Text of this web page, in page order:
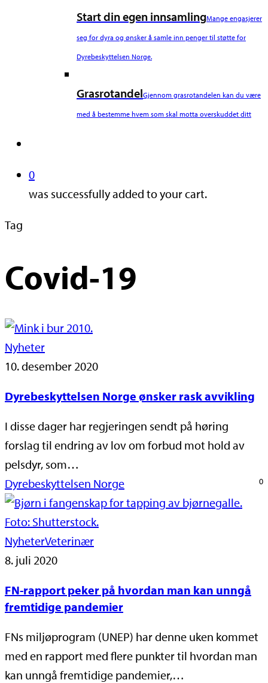
Start din egen innsamlingMange engasjerer
seg for dyra og ønsker å samle inn penger til støtte for
Dyrebeskyttelsen Norge.
GrasrotandelGjennom grasrotandelen kan du være
med å bestemme hvem som skal motta overskuddet ditt
0
was successfully added to your cart.
Tag
Covid-19
Nyheter
10. desember 2020
Dyrebeskyttelsen Norge ønsker rask avvikling
I disse dager har regjeringen sendt på høring
forslag til endring av lov om forbud mot hold av
pelsdyr, som…
Dyrebeskyttelsen Norge
0
NyheterVeterinær
8. juli 2020
FN-rapport peker på hvordan man kan unngå
fremtidige pandemier
FNs miljøprogram (UNEP) har denne uken kommet
med en rapport med flere punkter til hvordan man
kan unngå fremtidige pandemier,…